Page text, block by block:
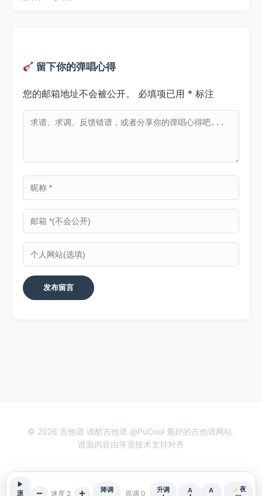
▶
滚
速度 2 原调 0 A
夜
留下你的弹唱心得
您的邮箱地址不会被公开。 必填项已用 * 标注
© 2026 吉他谱 谱酷吉他谱 @PuCool 最好的吉他谱网站.
谱面内容由等宽技术支持对齐